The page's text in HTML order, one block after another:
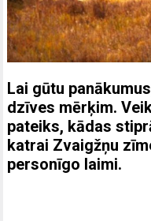
Lai gūtu
dzīves mērķim.
pateiks, kādas
katrai Zvaigžņu
personīgo laimi.